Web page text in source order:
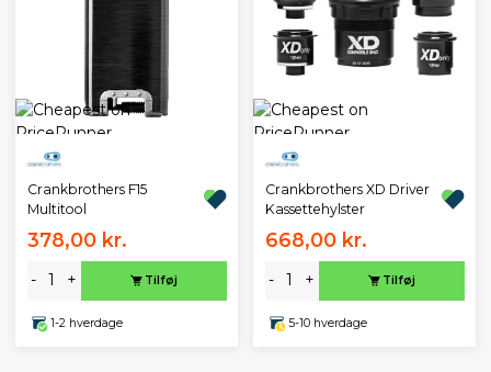
Crankbrothers F15
Multitool
378,00 kr.
- + Tilføj
1-2 hverdage
Crankbrothers XD Driver
Kassettehylster
668,00 kr.
- + Tilføj
5-10 hverdage